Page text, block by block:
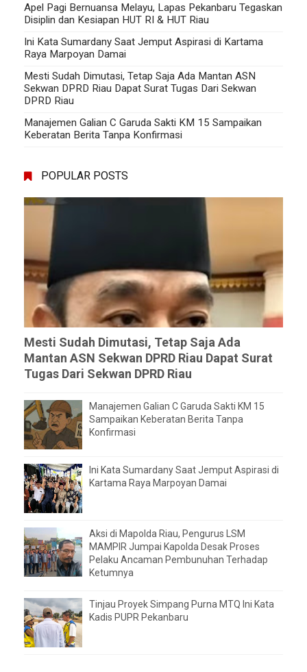
Apel Pagi Bernuansa Melayu, Lapas Pekanbaru Tegaskan
Disiplin dan Kesiapan HUT RI & HUT Riau
Ini Kata Sumardany Saat Jemput Aspirasi di Kartama
Raya Marpoyan Damai
Mesti Sudah Dimutasi, Tetap Saja Ada Mantan ASN
Sekwan DPRD Riau Dapat Surat Tugas Dari Sekwan
DPRD Riau
Manajemen Galian C Garuda Sakti KM 15 Sampaikan
Keberatan Berita Tanpa Konfirmasi
POPULAR POSTS
Mesti Sudah Dimutasi, Tetap Saja Ada
Mantan ASN Sekwan DPRD Riau Dapat Surat
Tugas Dari Sekwan DPRD Riau
Manajemen Galian C Garuda Sakti KM 15
Sampaikan Keberatan Berita Tanpa
Konfirmasi
Ini Kata Sumardany Saat Jemput Aspirasi di
Kartama Raya Marpoyan Damai
Aksi di Mapolda Riau, Pengurus LSM
MAMPIR Jumpai Kapolda Desak Proses
Pelaku Ancaman Pembunuhan Terhadap
Ketumnya
Tinjau Proyek Simpang Purna MTQ Ini Kata
Kadis PUPR Pekanbaru